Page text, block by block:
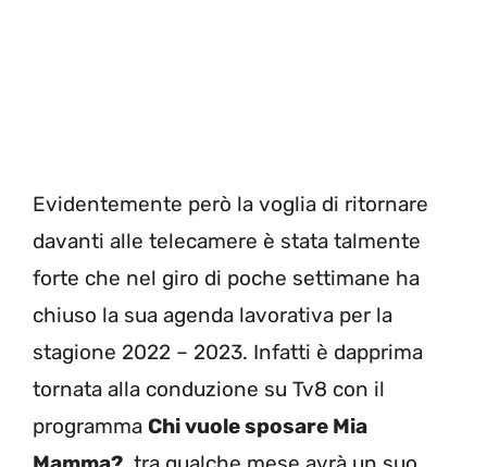
Evidentemente però la voglia di ritornare
davanti alle telecamere è stata talmente
forte che nel giro di poche settimane ha
chiuso la sua agenda lavorativa per la
stagione 2022 – 2023. Infatti è dapprima
tornata alla conduzione su Tv8 con il
programma Chi vuole sposare Mia